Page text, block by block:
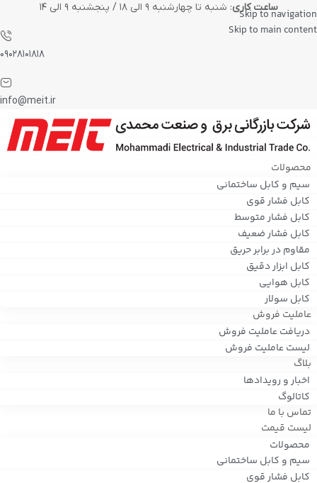
Skip to navigation
Skip to main content
ساعت کاری: شنبه تا چهارشنبه ۹ الی ۱۸ / پنجشنبه ۹ الی ۱۴
۰۹۰۲۸۱۰۱۸۱۸
info@meit.ir
محصولات
سیم و کابل ساختمانی
کابل فشار قوی
کابل فشار متوسط
کابل فشار ضعیف
مقاوم در برابر حریق
کابل ابزار دقیق
کابل هوایی
کابل سولار
عاملیت فروش
دریافت عاملیت فروش
لیست عاملیت فروش
بلاگ
اخبار و رویدادها
کاتالوگ
تماس با ما
لیست قیمت
محصولات
سیم و کابل ساختمانی
کابل فشار قوی